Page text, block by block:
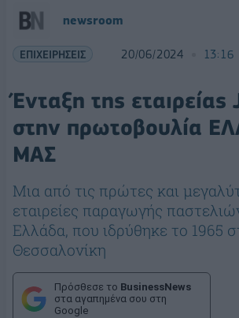
newsroom
ΕΠΙΧΕΙΡΗΣΕΙΣ 20/06/2024 13:16
Ένταξη της εταιρείας
στην πρωτοβουλία
ΜΑΣ
Mια από τις πρώτες και
εταιρείες παραγωγής
Ελλάδα, που ιδρύθηκε το 1965
Θεσσαλονίκη
Πρόσθεσε το BusinessNews
στα αγαπημένα σου στη
Google